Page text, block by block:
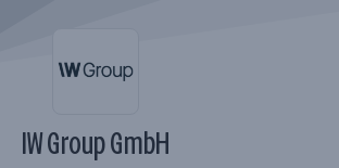
IW Group GmbH